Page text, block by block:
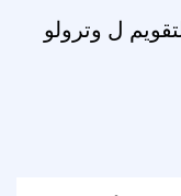
ل وترولو